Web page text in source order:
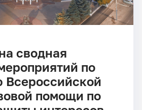
сводная
по
Всероссийской
помощи по